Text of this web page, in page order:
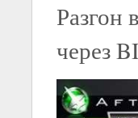
Разгон
через